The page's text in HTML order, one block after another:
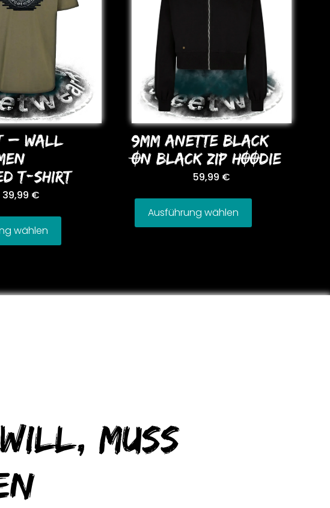
– WALL
T-SHIRT
39,99 €
wählen
9MM ANETTE BLACK
ON BLACK ZIP HOODIE
59,99 €
Ausführung wählen
muss